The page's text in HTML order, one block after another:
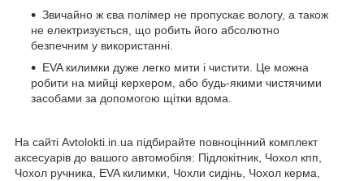
Звичайно ж єва полімер не пропускає вологу, а також
не електризується, що робить його абсолютно
безпечним у використанні.
EVA килимки дуже легко мити і чистити. Це можна
робити на мийці керхером, або будь-якими чистячими
засобами за допомогою щітки вдома.
На сайті Avtolokti.in.ua підбирайте повноцінний комплект
аксесуарів до вашого автомобіля: Підлокітник, Чохол кпп,
Чохол ручника, EVA килимки, Чохли сидінь, Чохол керма,